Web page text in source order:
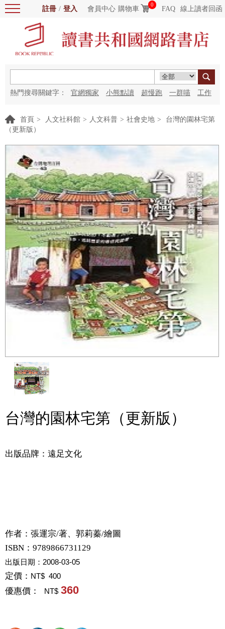
註冊 / 登入 會員中心 購物車
0
FAQ 線上讀者回函
熱門搜尋關鍵字： 官網獨家 小熊點讀 超慢跑 一群喵 工作
首頁 > 人文社科館 > 人文科普 > 社會史地 >
台灣的園林宅第
（更新版）
台灣的園林宅第（更新版）
出版品牌：遠足文化
作者： 張運宗/著、郭莉蓁/繪圖
ISBN：9789866731129
出版日期： 2008-03-05
定價： NT$ 400
優惠價： NT$ 360